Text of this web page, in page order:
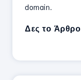
domain.
Δες το Άρθρο